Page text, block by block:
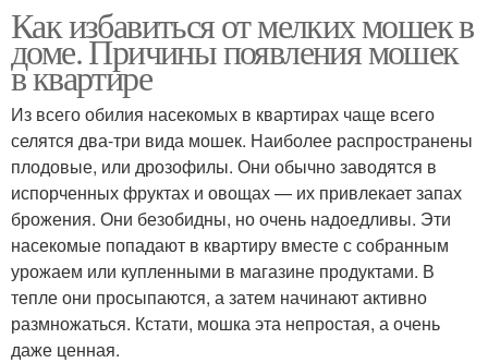
Как избавиться от мелких мошек в
доме. Причины появления мошек
в квартире
Из всего обилия насекомых в квартирах чаще всего
селятся два-три вида мошек. Наиболее распространены
плодовые, или дрозофилы. Они обычно заводятся в
испорченных фруктах и овощах — их привлекает запах
брожения. Они безобидны, но очень надоедливы. Эти
насекомые попадают в квартиру вместе с собранным
урожаем или купленными в магазине продуктами. В
тепле они просыпаются, а затем начинают активно
размножаться. Кстати, мошка эта непростая, а очень
даже ценная.